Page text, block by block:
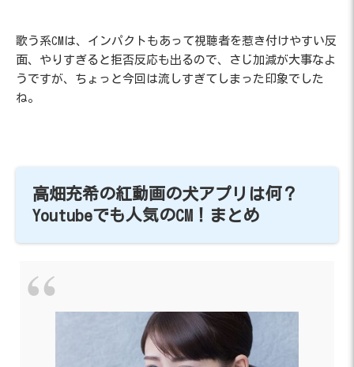
歌う系CMは、インパクトもあって視聴者を惹き付けやすい反
面、やりすぎると拒否反応も出るので、さじ加減が大事なよ
うですが、ちょっと今回は流しすぎてしまった印象でした
ね。
高畑充希の紅動画の犬アプリは何？
Youtubeでも人気のCM！まとめ